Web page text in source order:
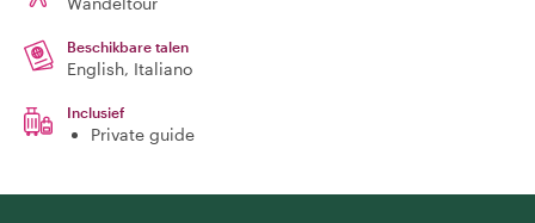
Beschikbare talen
English, Italiano
Inclusief
Private guide